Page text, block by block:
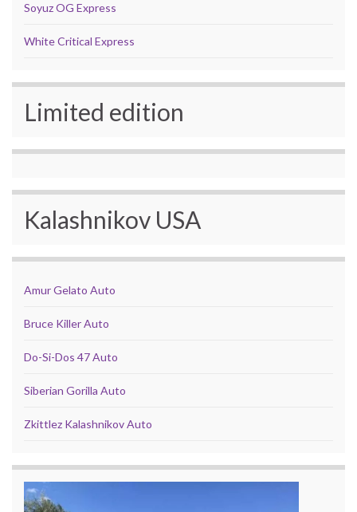
Soyuz OG Express
White Critical Express
Limited edition
Kalashnikov USA
Amur Gelato Auto
Bruce Killer Auto
Do-Si-Dos 47 Auto
Siberian Gorilla Auto
Zkittlez Kalashnikov Auto